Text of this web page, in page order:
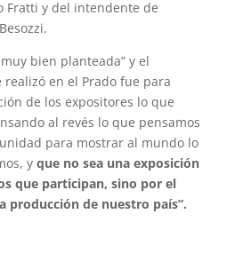
Fratti y del intendente de
bien planteada” y el
en el Prado fue para
de los expositores lo que
al revés lo que pensamos
para mostrar al mundo lo
y que no sea una exposición
que participan, sino por el
producción de nuestro país”.